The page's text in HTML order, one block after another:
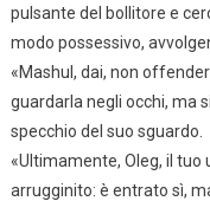
pulsante del bollitore e
modo possessivo,
«Mashul, dai, non
guardarla negli occhi, ma
specchio del suo sguardo.
«Ultimamente, Oleg, il
arrugginito: è entrato sì,